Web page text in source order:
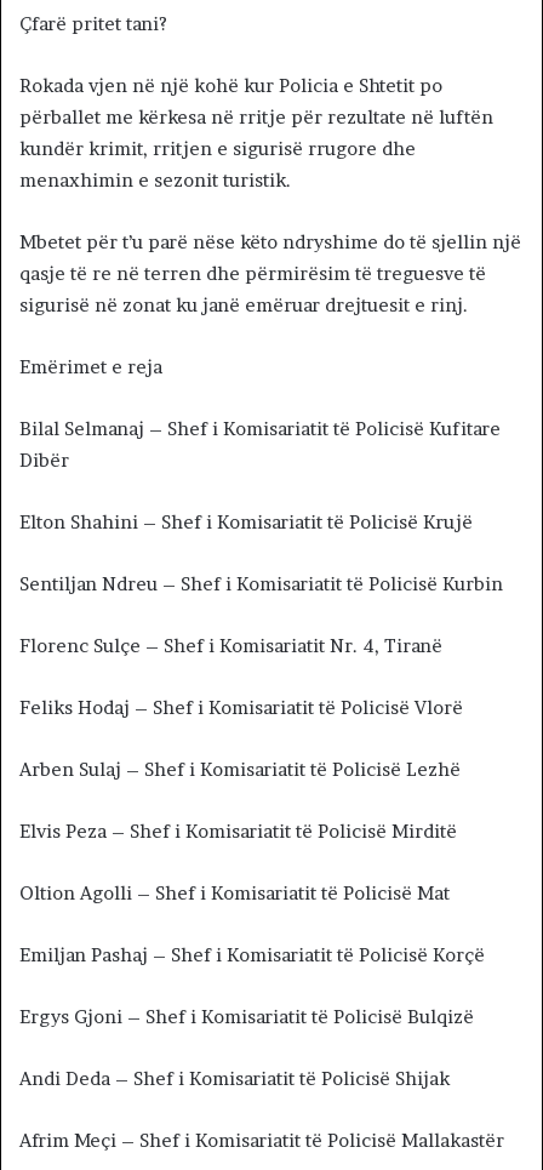
Çfarë pritet tani?
Rokada vjen në një kohë kur Policia e Shtetit po
përballet me kërkesa në rritje për rezultate në luftën
kundër krimit, rritjen e sigurisë rrugore dhe
menaxhimin e sezonit turistik.
Mbetet për t’u parë nëse këto ndryshime do të sjellin një
qasje të re në terren dhe përmirësim të treguesve të
sigurisë në zonat ku janë emëruar drejtuesit e rinj.
Emërimet e reja
Bilal Selmanaj – Shef i Komisariatit të Policisë Kufitare
Dibër
Elton Shahini – Shef i Komisariatit të Policisë Krujë
Sentiljan Ndreu – Shef i Komisariatit të Policisë Kurbin
Florenc Sulçe – Shef i Komisariatit Nr. 4, Tiranë
Feliks Hodaj – Shef i Komisariatit të Policisë Vlorë
Arben Sulaj – Shef i Komisariatit të Policisë Lezhë
Elvis Peza – Shef i Komisariatit të Policisë Mirditë
Oltion Agolli – Shef i Komisariatit të Policisë Mat
Emiljan Pashaj – Shef i Komisariatit të Policisë Korçë
Ergys Gjoni – Shef i Komisariatit të Policisë Bulqizë
Andi Deda – Shef i Komisariatit të Policisë Shijak
Afrim Meçi – Shef i Komisariatit të Policisë Mallakastër